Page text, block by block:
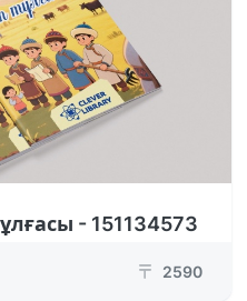
- 151134573
₸ 2590